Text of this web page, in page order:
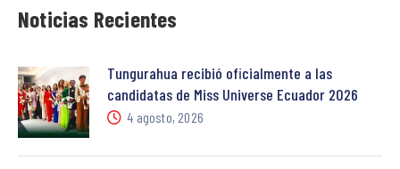
Noticias Recientes
Tungurahua recibió oficialmente a las
candidatas de Miss Universe Ecuador 2026
4 agosto, 2026